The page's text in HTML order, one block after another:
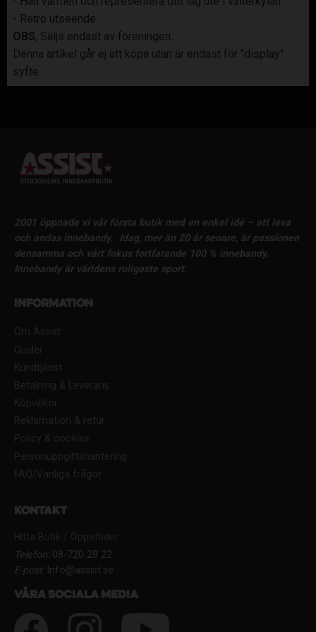
- Retro utseende
OBS, Säljs endast av föreningen.
Denna artikel går ej att köpa utan är endast för "display"
syfte.
2001 öppnade vi vår första butik med en enkel idé – att leva
och andas innebandy.
Idag, mer än 20 år senare, är passionen
densamma och vårt fokus fortfarande 100 % innebandy.
Innebandy är världens roligaste sport.
Information
Om Assist
Guider
Kundtjänst
Betalning & Leverans
Köpvillkor
Reklamation & retur
Policy & cookies
Personuppgiftshantering
FAQ/Vanliga frågor
Kontakt
Hitta Butik / Öppettider
Telefon:08-720 28 22
E-post:Info@assist.se
Våra sociala media